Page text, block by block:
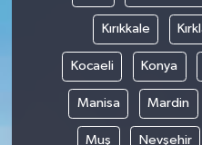
Kırıkkale
Kocaeli Konya
Manisa Mardin
Muş Nevşehir